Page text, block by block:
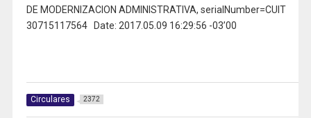
DE MODERNIZACION ADMINISTRATIVA, serialNumber=CUIT
30715117564 Date: 2017.05.09 16:29:56 -03’00
Circulares 2372